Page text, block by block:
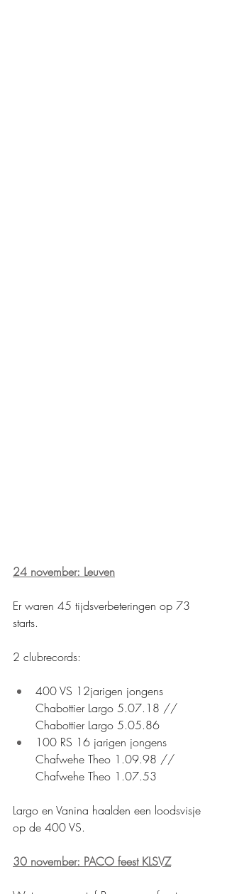
24 november: Leuven
Er waren 45 tijdsverbeteringen op 73
starts.
2 clubrecords:
400 VS 12jarigen jongens
Chabottier Largo 5.07.18 //
Chabottier Largo 5.05.86
100 RS 16 jarigen jongens
Chafwehe Theo 1.09.98 //
Chafwehe Theo 1.07.53
Largo en Vanina haalden een loodsvisje
op de 400 VS.
30 november: PACO feest KLSVZ